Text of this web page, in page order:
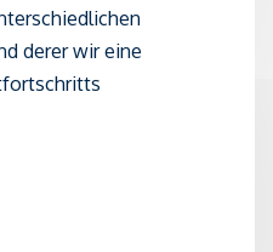
derer wir eine